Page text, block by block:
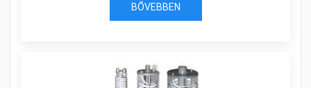
BŐVEBBEN